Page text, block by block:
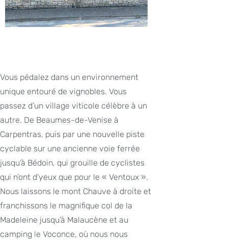
Vous pédalez dans un environnement
unique entouré de vignobles. Vous
passez d’un village viticole célèbre à un
autre. De Beaumes-de-Venise à
Carpentras, puis par une nouvelle piste
cyclable sur une ancienne voie ferrée
jusqu’à Bédoin, qui grouille de cyclistes
qui n’ont d’yeux que pour le « Ventoux ».
Nous laissons le mont Chauve à droite et
franchissons le magnifique col de la
Madeleine jusqu’à Malaucène et au
camping le Voconce, où nous nous